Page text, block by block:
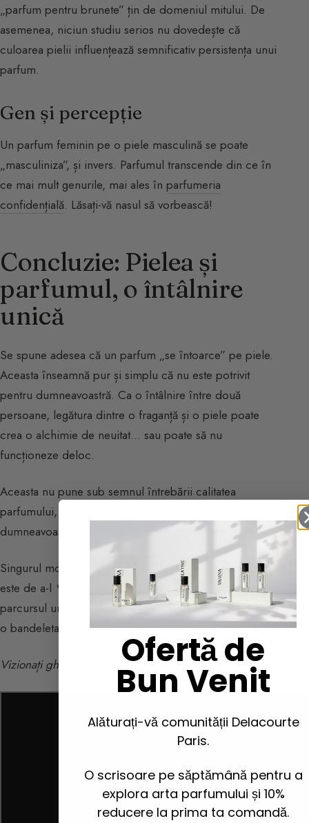
„parfum pentru brunete” țin de domeniul mitului. De
asemenea, niciun studiu serios nu dovedește că
culoarea pielii influențează semnificativ persistența unui
parfum.
Gen și percepție
Un parfum feminin pe o piele masculină se poate
„masculiniza”, și invers. Parfumul transcende din ce în
ce mai mult genurile, mai ales în parfumeria
confidențială. Lăsați-vă nasul să vorbească!
Concluzie: Pielea și
parfumul, o întâlnire
unică
Se spune adesea că un parfum „se întoarce” pe piele.
Aceasta înseamnă pur și simplu că nu este potrivit
pentru dumneavoastră. Ca o întâlnire între două
persoane, legătura dintre o fraganță și o piele poate
crea o alchimie de neuitat… sau poate să nu
funcționeze deloc.
Aceasta nu pune sub semnul întrebării calitatea
parfumului, ci doar compatibilitatea sa cu epidermul
dumneavoastră.
Singurul mod de a ști dacă un parfum vi se potrivește
este de a-l **încerca pe pielea dumneavoastră** pe
parcursul unei zile întregi înainte de a-l adopta, și nu pe
o bandeleta de testare.
Vizionați ghidul nostru pentru a optimiza alchimia:
Ofertă de
Bun Venit
Alăturați-vă comunității Delacourte
Paris.
O scrisoare pe săptămână pentru a
explora arta parfumului și 10%
reducere la prima ta comandă.